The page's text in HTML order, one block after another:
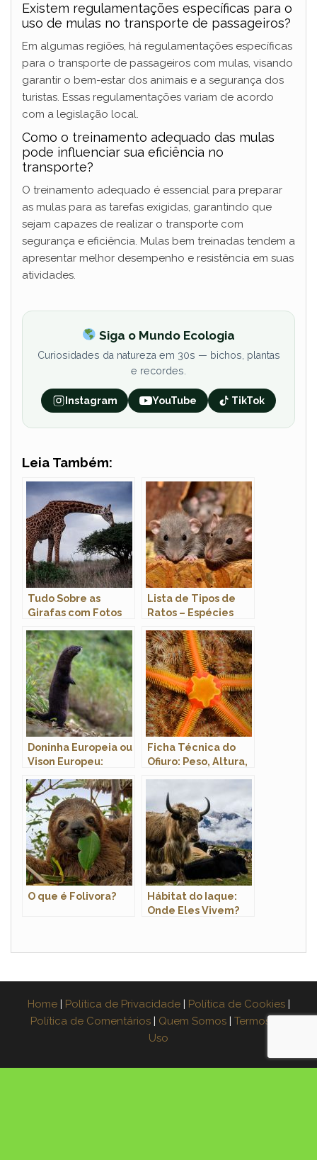
Existem regulamentações específicas para o
uso de mulas no transporte de passageiros?
Em algumas regiões, há regulamentações específicas
para o transporte de passageiros com mulas, visando
garantir o bem-estar dos animais e a segurança dos
turistas. Essas regulamentações variam de acordo
com a legislação local.
Como o treinamento adequado das mulas
pode influenciar sua eficiência no
transporte?
O treinamento adequado é essencial para preparar
as mulas para as tarefas exigidas, garantindo que
sejam capazes de realizar o transporte com
segurança e eficiência. Mulas bem treinadas tendem a
apresentar melhor desempenho e resistência em suas
atividades.
Siga o Mundo Ecologia
Curiosidades da natureza em 30s — bichos, plantas
e recordes.
Instagram YouTube TikTok
Leia Também:
Tudo Sobre as
Girafas com Fotos
Lista de Tipos de
Ratos – Espécies
e Fotos
Doninha Europeia ou
Vison Europeu:
Fotos
Ficha Técnica do
Ofiuro: Peso, Altura,
O que é Folivora?
Hábitat do Iaque:
Onde Eles Vivem?
Home Política de Privacidade Política de Cookies
Política de Comentários
Quem Somos
Termos de
Uso